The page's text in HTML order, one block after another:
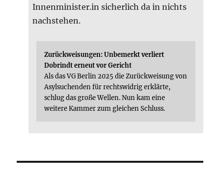
Innenminister.in sicherlich da in nichts
nachstehen.
Zurückweisungen: Unbemerkt verliert
Dobrindt erneut vor Gericht
Als das VG Berlin 2025 die Zurückweisung von
Asylsuchenden für rechtswidrig erklärte,
schlug das große Wellen. Nun kam eine
weitere Kammer zum gleichen Schluss.